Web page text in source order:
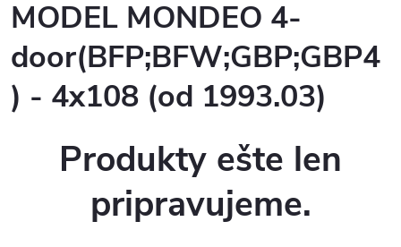
MODEL MONDEO 4-
door(BFP;BFW;GBP;GBP4
) - 4x108 (od 1993.03)
Produkty ešte len
pripravujeme.